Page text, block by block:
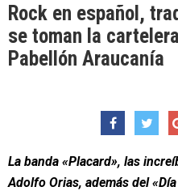
Rock en español,
se toman la
Pabellón Araucanía
La banda «Placard», las
Adolfo Orias, además del